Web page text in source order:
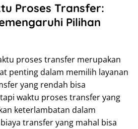
Proses Transfer:
Pilihan
proses transfer merupakan
penting dalam memilih layanan
yang rendah bisa
waktu proses transfer yang
keterlambatan dalam
transfer yang mahal bisa